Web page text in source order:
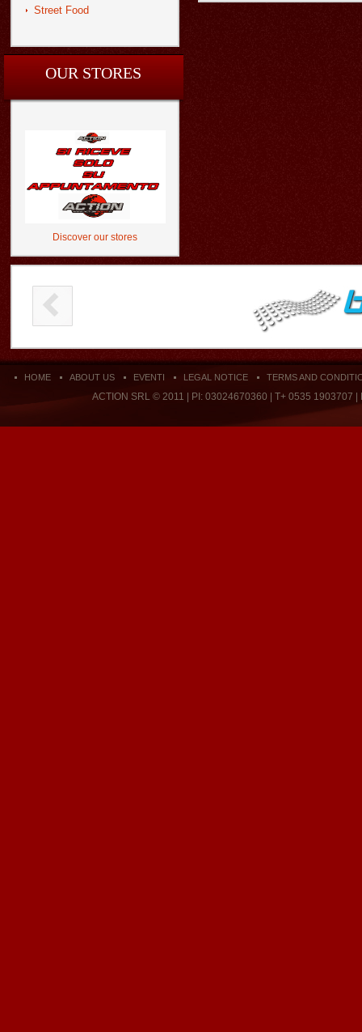
Street Food
OUR STORES
Discover our stores
HOME ABOUT US EVENTI LEGAL NOTICE TERMS AND
ACTION SRL © 2011 | PI: 03024670360 | T+ 0535